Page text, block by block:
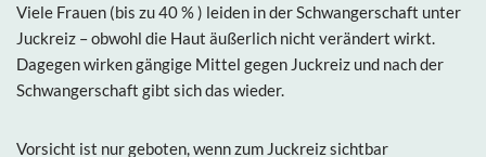
Viele Frauen (bis zu 40 % ) leiden in der Schwangerschaft unter
Juckreiz – obwohl die Haut äußerlich nicht verändert wirkt.
Dagegen wirken gängige Mittel gegen Juckreiz und nach der
Schwangerschaft gibt sich das wieder.
Vorsicht ist nur geboten, wenn zum Juckreiz sichtbar